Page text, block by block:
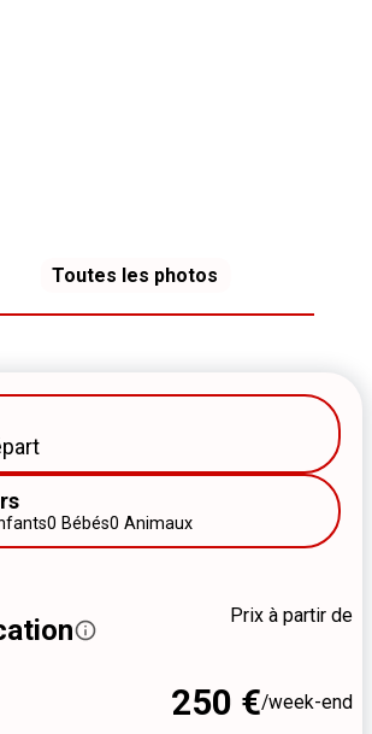
Toutes les photos
0 Bébés0 Animaux
Prix à partir de
250 €/week-end